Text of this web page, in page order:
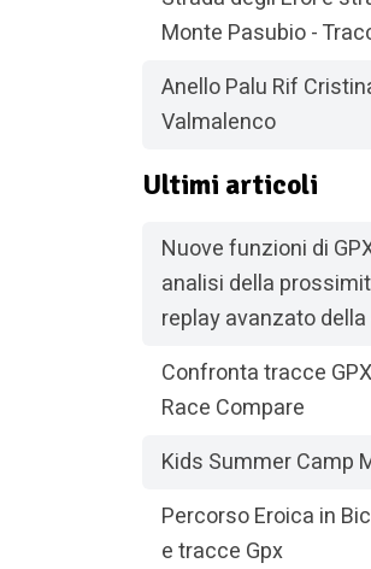
Monte Pasubio -
Anello Palu Rif
Valmalenco
Ultimi articoli
Nuove funzioni di
analisi della
replay avanzato della
Confronta tracce
Race Compare
Kids Summer Camp
Percorso Eroica in
e tracce Gpx